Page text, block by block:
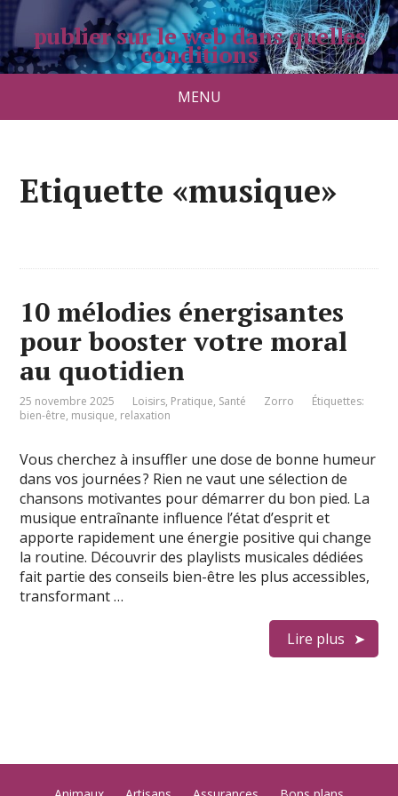
publier sur le web dans quelles
conditions
MENU
Etiquette «musique»
10 mélodies énergisantes
pour booster votre moral
au quotidien
25 novembre 2025 Loisirs, Pratique, Santé Zorro
Étiquettes:
bien-être, musique, relaxation
Vous cherchez à insuffler une dose de bonne humeur
dans vos journées ? Rien ne vaut une sélection de
chansons motivantes pour démarrer du bon pied. La
musique entraînante influence l’état d’esprit et
apporte rapidement une énergie positive qui change
la routine. Découvrir des playlists musicales dédiées
fait partie des conseils bien-être les plus accessibles,
transformant …
Lire plus